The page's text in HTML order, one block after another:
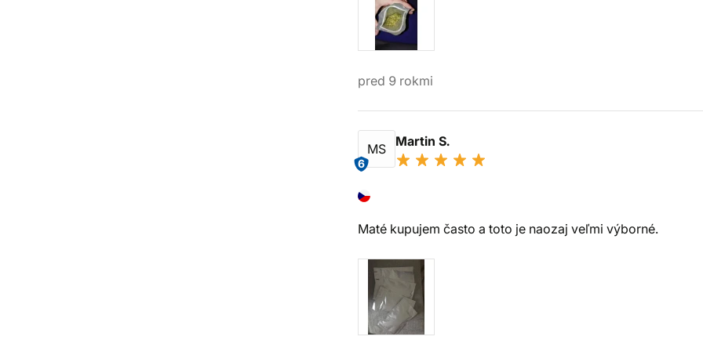
pred 9 rokmi
MS
6
Martin S.
Maté kupujem často a toto je naozaj veľmi výborné.